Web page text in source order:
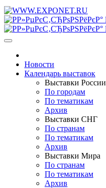
Новости
Календарь выставок
Выставки России
По городам
По тематикам
Архив
Выставки СНГ
По странам
По тематикам
Архив
Выставки Мира
По странам
По тематикам
Архив